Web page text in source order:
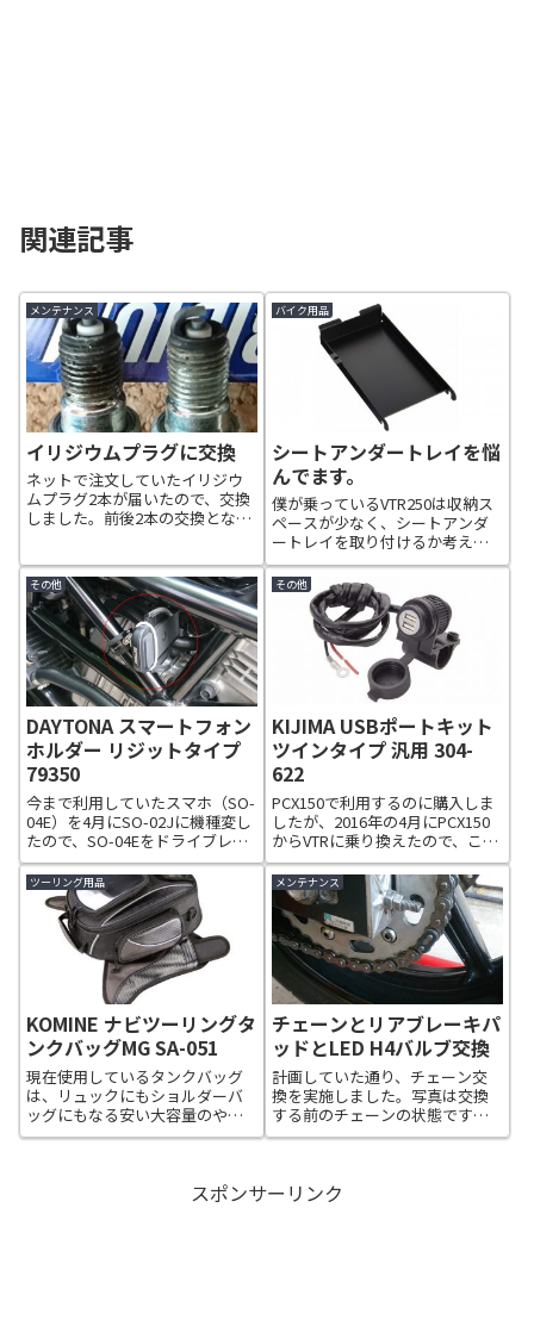
関連記事
メンテナンス
イリジウムプラグに交換
ネットで注文していたイリジウ
ムプラグ2本が届いたので、交換
しました。前後2本の交換となり
します。本来はタンクを外して
作業する方が良いですが、慣れ
たらそのままでも可能です。今
回はそのまま...
バイク用品
シートアンダートレイを悩
んでます。
僕が乗っているVTR250は収納ス
ペースが少なく、シートアンダ
ートレイを取り付けるか考え中
です。現在の収納スペースに
は、ETC（JRM-11）の本体を設
置しており、工具も書類も入れ
られません。まあシートバッグ
に書類なんかは入れてるんです
その他
DAYTONA スマートフォン
ホルダー リジットタイプ
79350
今まで利用していたスマホ（SO-
04E）を4月にSO-02Jに機種変し
たので、SO-04Eをドライブレコ
ーダーに利用する為、このスマ
ホフォルダーを利用します。
その他
KIJIMA USBポートキット
ツインタイプ 汎用 304-
622
PCX150で利用するのに購入しま
したが、2016年の4月にPCX150
からVTRに乗り換えたので、この
USBポートキットも付け替えま
した。スマホでナビ等を利用し
てツーリングする時にUSB充電
が出来ます。実際に利用した感
じでは、音楽聞きなが...
ツーリング用品
KOMINE ナビツーリングタ
ンクバッグMG SA-051
現在使用しているタンクバッグ
は、リュックにもショルダーバ
ッグにもなる安い大容量のやつ
なのですが、近場に出かけるに
ンクバッグを購入するか悩んで
ます。幾つか候補があるんです
メンテナンス
チェーンとリアブレーキパ
ッドとLED H4バルブ交換
計画していた通り、チェーン交
換を実施しました。写真は交換
する前のチェーンの状態です。
見ての通りサビサビのドロドロ
ェーンを取り外し、清掃しまし
た。汚れが酷かったですが、清
スポンサーリンク